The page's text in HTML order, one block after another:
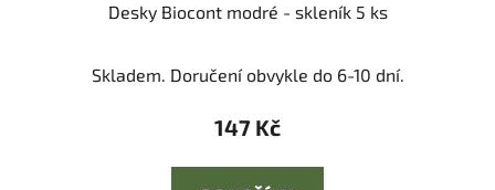
Desky Biocont modré - skleník 5 ks
Skladem. Doručení obvykle do 6-10 dní.
147 Kč